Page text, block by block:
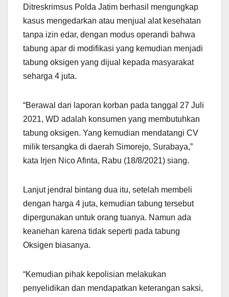
Ditreskrimsus Polda Jatim berhasil mengungkap
kasus mengedarkan atau menjual alat kesehatan
tanpa izin edar, dengan modus operandi bahwa
tabung apar di modifikasi yang kemudian menjadi
tabung oksigen yang dijual kepada masyarakat
seharga 4 juta.
“Berawal dari laporan korban pada tanggal 27 Juli
2021, WD adalah konsumen yang membutuhkan
tabung oksigen. Yang kemudian mendatangi CV
milik tersangka di daerah Simorejo, Surabaya,”
kata Irjen Nico Afinta, Rabu (18/8/2021) siang.
Lanjut jendral bintang dua itu, setelah membeli
dengan harga 4 juta, kemudian tabung tersebut
dipergunakan untuk orang tuanya. Namun ada
keanehan karena tidak seperti pada tabung
Oksigen biasanya.
“Kemudian pihak kepolisian melakukan
penyelidikan dan mendapatkan keterangan saksi,